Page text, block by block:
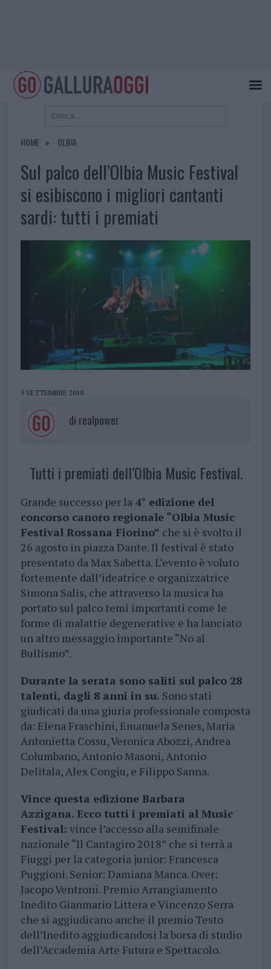
HOME OLBIA
Sul palco dell’Olbia Music Festival
si esibiscono i migliori cantanti
sardi: tutti i premiati
5 SETTEMBRE 2018
di realpower
Tutti i premiati dell’Olbia Music Festival.
Grande successo per la4° edizione del
concorso canoro regionale “Olbia Music
Festival Rossana Fiorino” che si è svolto il
26 agosto in piazza Dante. Il festival è stato
presentato da Max Sabetta. L’evento è voluto
fortemente dall’ideatrice e organizzatrice
Simona Salis, che attraverso la musica ha
portato sul palco temi importanti come le
forme di malattie degenerative e ha lanciato
un altro messaggio importante “No al
Bullismo”.
Durante la serata sono saliti sul palco 28
talenti, dagli 8 anni in su. Sono stati
giudicati da una giuria professionale composta
da: Elena Fraschini, Emanuela Senes, Maria
Antonietta Cossu, Veronica Abozzi, Andrea
Columbano, Antonio Masoni, Antonio
Delitala, Alex Congiu, e Filippo Sanna.
Vince questa edizione Barbara
Azzigana. Ecco tutti i premiati al Music
Festival: vince l’accesso alla semifinale
nazionale “Il Cantagiro 2018” che si terrà a
Fiuggi per la categoria junior: Francesca
Puggioni. Senior: Damiana Manca. Over:
Jacopo Ventroni. Premio Arrangiamento
Inedito Gianmario Littera e Vincenzo Serra
che si aggiudicano anche il premio Testo
dell’Inedito aggiudicandosi la borsa di studio
dell’Accademia Arte Futura e Spettacolo.